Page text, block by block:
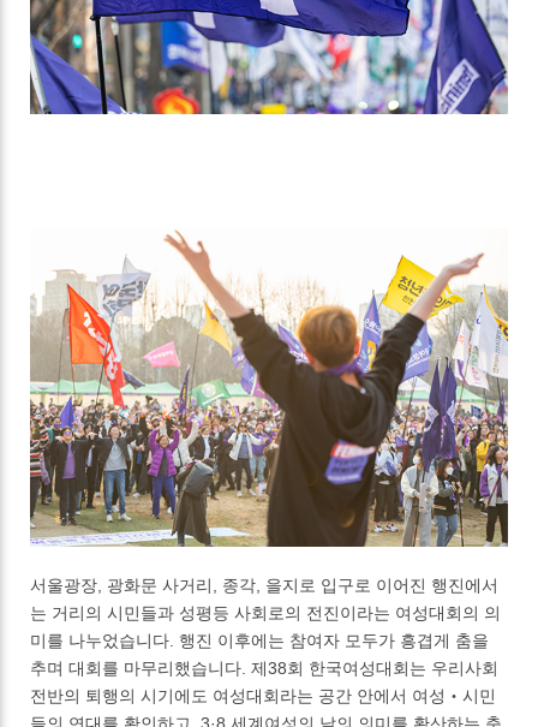
서울광장, 광화문 사거리, 종각, 을지로 입구로 이어진 행진에서
는 거리의 시민들과 성평등 사회로의 전진이라는 여성대회의 의
미를 나누었습니다. 행진 이후에는 참여자 모두가 흥겹게 춤을
추며 대회를 마무리했습니다. 제38회 한국여성대회는 우리사회
전반의 퇴행의 시기에도 여성대회라는 공간 안에서 여성‧시민